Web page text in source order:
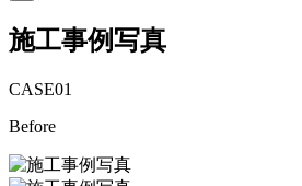
施工事例写真
CASE01
Before